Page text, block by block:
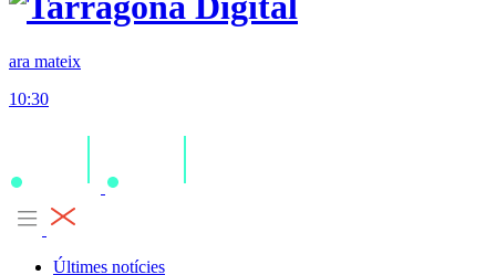
ara mateix
10:30
Últimes notícies